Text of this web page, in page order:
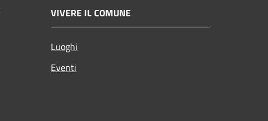
VIVERE IL COMUNE
Luoghi
Eventi